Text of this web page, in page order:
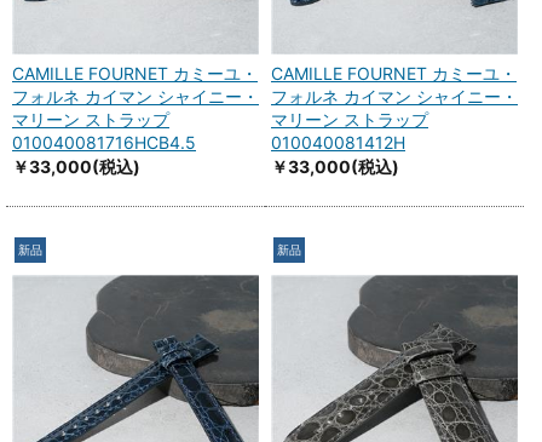
CAMILLE FOURNET カミーユ・
フォルネ カイマン シャイニー・
マリーン ストラップ
010040081716HCB4.5
￥33,000(税込)
CAMILLE FOURNET カミーユ・
フォルネ カイマン シャイニー・
マリーン ストラップ
010040081412H
￥33,000(税込)
新品 新品